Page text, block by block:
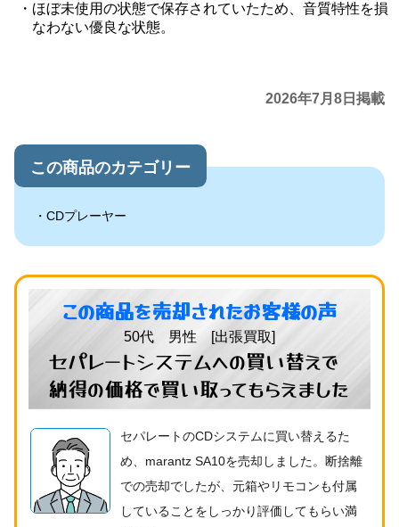
ほぼ未使用の状態で保存されていたため、音質特性を損
なわない優良な状態。
2026年7月8日掲載
この商品のカテゴリー
CDプレーヤー
この商品を売却されたお客様の声
50代 男性 [出張買取]
セパレートシステムへの買い替えで
納得の価格で買い取ってもらえました
セパレートのCDシステムに買い替えるた
め、marantz SA10を売却しました。断捨離
での売却でしたが、元箱やリモコンも付属
していることをしっかり評価してもらい満